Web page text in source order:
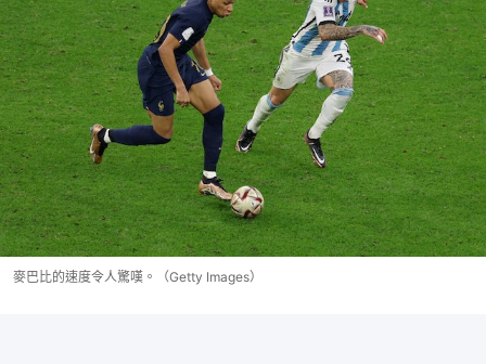
麥巴比的速度令人驚嘆。（Getty Images）